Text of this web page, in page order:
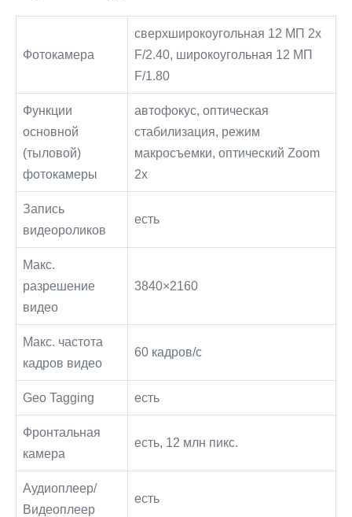
Фотокамера
сверхширокоугольная 12 МП 2x
F/2.40, широкоугольная 12 МП
F/1.80
Функции
основной
(тыловой)
фотокамеры
автофокус, оптическая
стабилизация, режим
макросъемки, оптический Zoom
2x
Запись
видеороликов
есть
Макс.
разрешение
видео
3840×2160
Макс. частота
кадров видео
60 кадров/с
Geo Tagging есть
Фронтальная
камера
есть, 12 млн пикс.
Аудиоплеер/
Видеоплеер
есть